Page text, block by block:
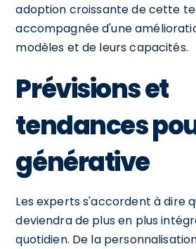
adoption croissante de cette
accompagnée d'une
modèles et de leurs capacités.
Prévisions et
tendances
générative
Les experts s'accordent à dire
deviendra de plus en plus
quotidien. De la